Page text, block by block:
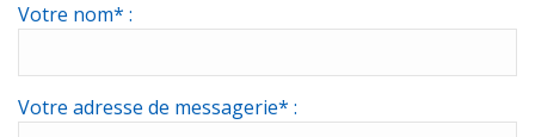
Votre nom* :
Votre adresse de messagerie* :